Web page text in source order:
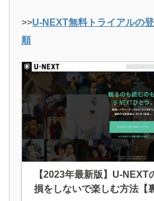
>>U-NEXT無料トライアルの
順
【2023年最新版】U-NEXT
損をしないで楽しむ方法【